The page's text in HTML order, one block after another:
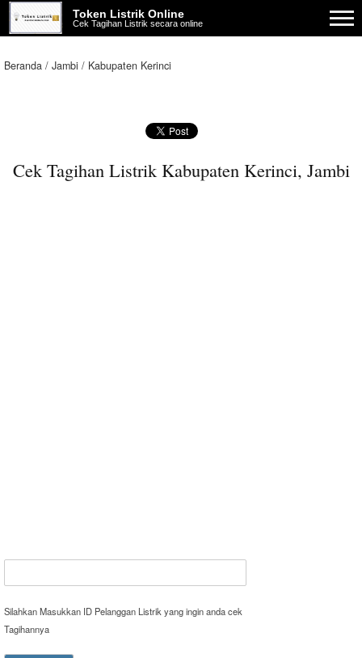
Token Listrik Online
Cek Tagihan Listrik secara online
Beranda Jambi Kabupaten Kerinci
Cek Tagihan Listrik Kabupaten Kerinci, Jambi
Silahkan Masukkan ID Pelanggan Listrik yang ingin anda cek
Tagihannya